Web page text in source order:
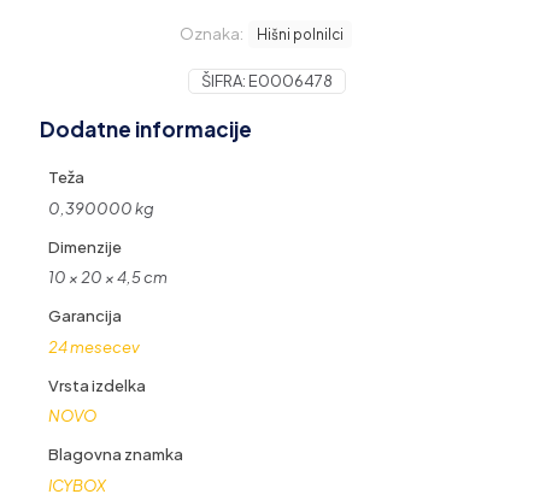
90W
Oznaka: Hišni polnilci
ŠIFRA: E0006478
Dodatne informacije
Teža
0,390000 kg
Dimenzije
10 × 20 × 4,5 cm
Garancija
24 mesecev
Vrsta izdelka
NOVO
Blagovna znamka
ICYBOX